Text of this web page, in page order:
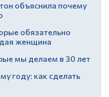
объяснила почему
обязательно
женщина
мы делаем в 30 лет
году: как сделать